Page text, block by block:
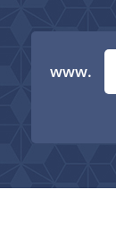
www.